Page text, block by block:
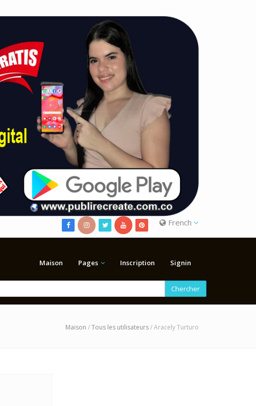
French
Maison Pages Inscription Signin
Chercher
Maison /Tous les utilisateurs/ Aracely Turturo